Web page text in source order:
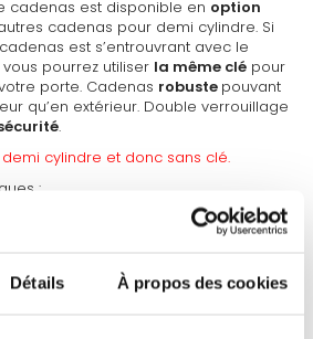
Détails À propos des cookies
cadenas est disponible en option
cadenas pour demi cylindre. Si
est s’entrouvrant avec le
pourrez utiliser la même clé pour
porte. Cadenas robuste pouvant
qu’en extérieur. Double verrouillage
.
cylindre et donc sans clé.
:
86TI très léger pour une